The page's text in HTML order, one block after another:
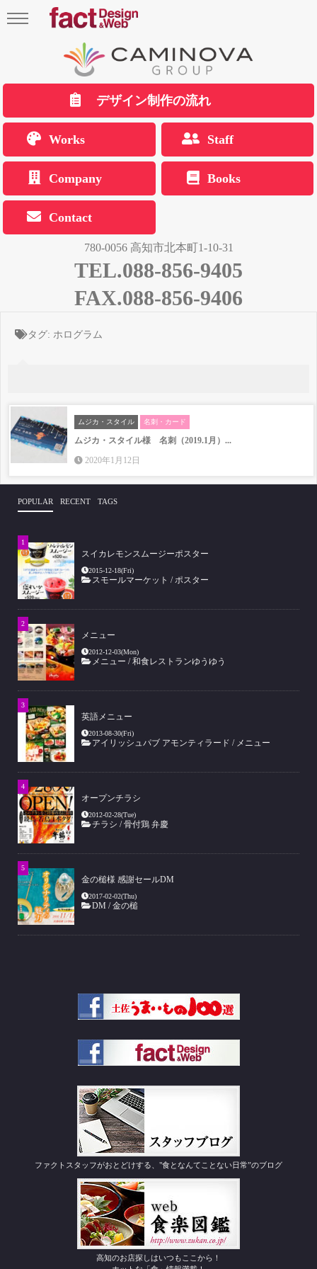
デザイン制作の流れ
Works Staff
Company Books
Contact
780-0056 高知市北本町1-10-31
TEL.088-856-9405
FAX.088-856-9406
タグ: ホログラム
ムジカ・スタイル 名刺・カード
ムジカ・スタイル様 名刺（2019.1月）...
2020年1月12日
POPULAR RECENT TAGS
スイカレモンスムージーポスター
2015-12-18(Fri)
スモールマーケット /ポスター
メニュー
2012-12-03(Mon)
メニュー /和食レストランゆうゆう
英語メニュー
2013-08-30(Fri)
アイリッシュパブ アモンティラード / メニュー
オープンチラシ
2012-02-28(Tue)
チラシ /骨付鶏 弁慶
金の槌様 感謝セールDM
2017-02-02(Thu)
DM /金の槌
ファクトスタッフがおとどけする、"食となんてことない日常”のブログ
高知のお店探しはいつもここから！